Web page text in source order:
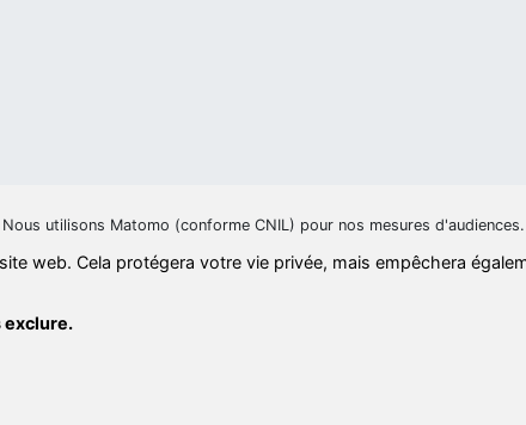
Nous utilisons Matomo (conforme CNIL) pour nos mesures d'audiences.